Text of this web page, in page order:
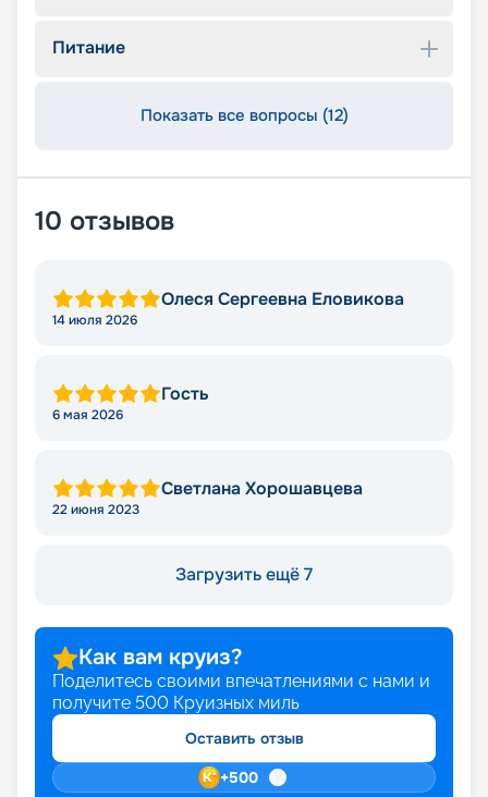
Питание
Показать все вопросы (12)
10 отзывов
Олеся Сергеевна Еловикова
14 июля 2026
Гость
6 мая 2026
Светлана Хорошавцева
22 июня 2023
Загрузить ещё 7
Как вам круиз?
Поделитесь своими впечатлениями с нами и
получите 500 Круизных миль
Оставить отзыв
+500